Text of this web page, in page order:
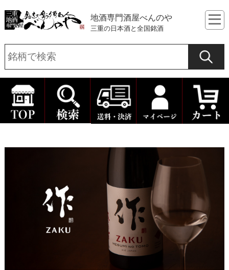
地酒専門酒屋べんのや
三重の日本酒と全国銘酒